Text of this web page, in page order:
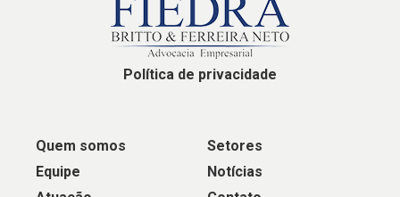
Política de privacidade
Quem somos
Equipe
Setores
Notícias